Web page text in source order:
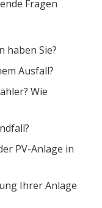
Fragen
haben Sie?
Ausfall?
Wie
PV-Anlage in
Ihrer Anlage